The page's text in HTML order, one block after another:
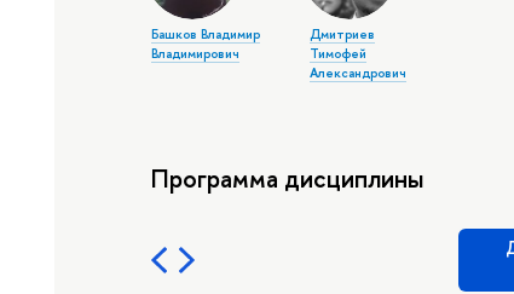
Башков Владимир
Владимирович
Дмитриев
Тимофей
Александрович
Программа дисциплины